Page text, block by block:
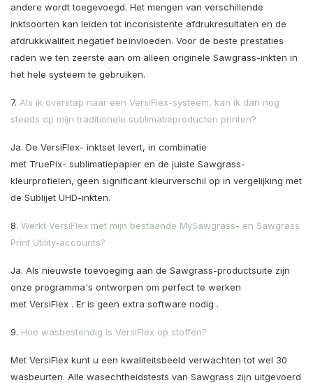
andere wordt toegevoegd. Het mengen van verschillende
inktsoorten kan leiden tot inconsistente afdrukresultaten en de
afdrukkwaliteit negatief beïnvloeden. Voor de beste prestaties
raden we ten zeerste aan om alleen originele Sawgrass-inkten in
het hele systeem te gebruiken.
7. Als ik overstap naar een VersiFlex-systeem, kan ik dan nog
steeds op mijn traditionele sublimatieproducten printen?
Ja. De VersiFlex- inktset levert, in combinatie
met TruePix- sublimatiepapier en de juiste Sawgrass-
kleurprofielen, geen significant kleurverschil op in vergelijking met
de Sublijet UHD-inkten.
8. Werkt VersiFlex met mijn bestaande MySawgrass- en Sawgrass
Print Utility-accounts?
Ja. Als nieuwste toevoeging aan de Sawgrass-productsuite zijn
onze programma's ontworpen om perfect te werken
met VersiFlex . Er is geen extra software nodig .
9. Hoe wasbestendig is VersiFlex op stoffen?
Met VersiFlex kunt u een kwaliteitsbeeld verwachten tot wel 30
wasbeurten. Alle wasechtheidstests van Sawgrass zijn uitgevoerd